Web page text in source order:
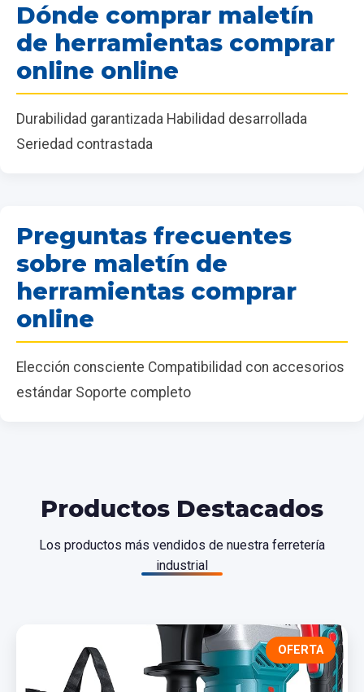
Dónde comprar maletín
de herramientas comprar
online online
Durabilidad garantizada Habilidad desarrollada
Seriedad contrastada
Preguntas frecuentes
sobre maletín de
herramientas comprar
online
Elección consciente Compatibilidad con accesorios
estándar Soporte completo
Productos Destacados
Los productos más vendidos de nuestra ferretería
industrial
OFERTA